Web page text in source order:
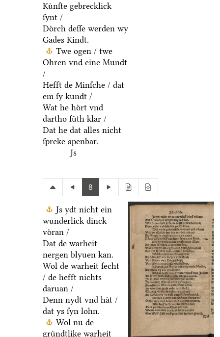
Kuͤnſte gebrecklick
ſynt /
Doͤrch deſſe werden wy
Gades Kindt.
Twe ogen / twe
Ohren vnd eine Mundt
/
Hefft de Minſche / dat
em ſy kundt /
Wat he hoͤrt vnd
dartho ſuͤth klar /
Dat he dat alles nicht
ſpreke apenbar.
Js
8
Js ydt nicht ein
wunderlick dinck
voͤran /
Dat de warheit
nergen blyuen kan.
Wol de warheit ſecht
/ de hefft nichts
daruan /
Denn nydt vnd haͤt /
dat ys ſyn lohn.
Wol nu de
gruͤndtlike warheit